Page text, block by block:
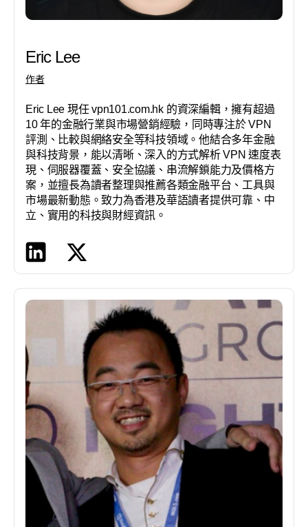
Eric Lee
作者
Eric Lee 現任 vpn101.com.hk 的資深編輯，擁有超過
10 年的金融行業與市場營銷經驗，同時專注於 VPN
評測、比較與網絡安全等科技領域。他結合多年金融
與科技背景，能以清晰、深入的方式解析 VPN 速度表
現、伺服器覆蓋、安全協議、串流解鎖能力及價格方
案，並擅長為讀者整理與推薦各類金融平台、工具與
市場最新動態。致力為香港及華語讀者提供可靠、中
立、實用的科技與財經資訊。